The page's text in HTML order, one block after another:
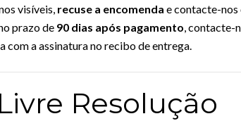
visíveis, recuse a encomenda e contacte-
prazo de 90 dias após pagamento, contacte-
com a assinatura no recibo de entrega.
Resolução